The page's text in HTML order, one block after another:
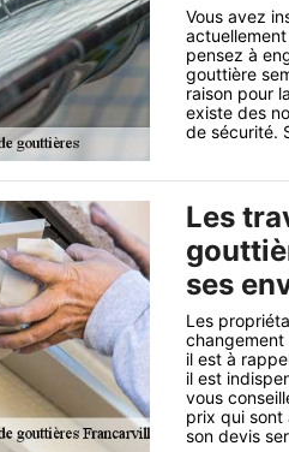
Vous avez
pensez à
gouttière
raison pour
existe des
de sécurité.
Les
ses
Les
changement
il est à
il est
vous
prix qui sont
son devis